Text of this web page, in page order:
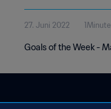
27. Juni 2022
Goals of the Week -